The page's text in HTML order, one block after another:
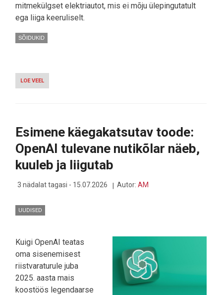
mitmekülgset elektriautot, mis ei mõju ülepingutatult
ega liiga keeruliselt.
SÕIDUKID
LOE VEEL
VOLKSWAGEN
VÄIKE
LINNAMAASTUR
Esimene käegakatsutav toode:
OpenAI tulevane nutikõlar näeb,
kuuleb ja liigutab
3 nädalat tagasi - 15.07.2026 Autor: AM
UUDISED
Kuigi OpenAI teatas
oma sisenemisest
riistvaraturule juba
2025. aasta mais
koostöös legendaarse